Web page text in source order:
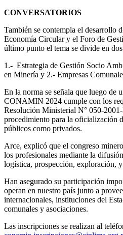
CONVERSATORIOS
También se contempla el desarrollo
Economía Circular y el Foro de
último punto el tema se divide en
1.- Estrategia de Gestión Socio
en Minería y 2.- Empresas
En la norma se señala que luego de
CONAMIN 2024 cumple con los
Resolución Ministerial N° 050-
procedimiento para la oficialización
públicos como privados.
Arce, explicó que el congreso
los profesionales mediante la
logística, prospección, exploración,
Han asegurado su participación
operan en nuestro país junto a
internacionales, instituciones del
comunales y asociaciones.
Las inscripciones se realizan al